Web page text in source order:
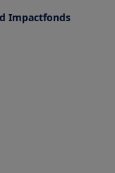
Impactfonds